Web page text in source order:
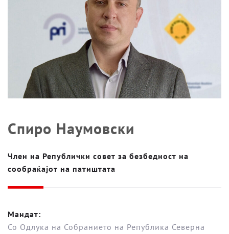
Спиро Наумовски
Член на Републички совет за безбедност на
сообраќајот на патиштата
Мандат:
Со Одлука на Собранието на Република Северна